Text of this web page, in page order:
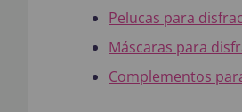
Pelucas para
Máscaras para
Complementos